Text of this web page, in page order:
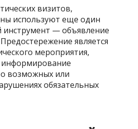
визитов,
используют еще один
инструмент — объявление
является
мероприятия,
информирование
возможных или
обязательных